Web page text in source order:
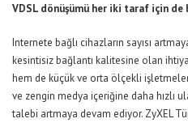
VDSL dönüşümü her iki taraf için de
Internete bağlı cihazların sayısı
kesintisiz bağlantı kalitesine olan
hem de küçük ve orta ölçekli
ve zengin medya içeriğine daha hızlı
talebi artmaya devam ediyor. ZyXEL